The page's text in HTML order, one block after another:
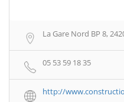
La Gare Nord BP 8,
05 53 59 18 35
http://